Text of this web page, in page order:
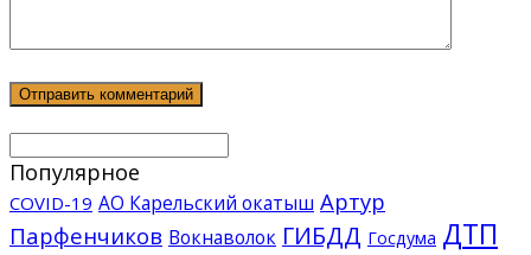
Популярное
COVID-19 АО Карельский окатыш Артур
Парфенчиков Вокнаволок ГИБДД Госдума ДТП